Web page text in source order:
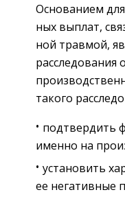
Ос­но­ва­ни­ем
ных вы­плат,
ной трав­мой,
рас­сле­до­ва­ния
та­ко­го
под­твер­дить
имен­но на
уста­но­вить
ее нега­тив­ные